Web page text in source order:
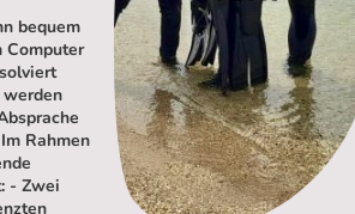
bequem
Computer
Rahmen
- Zwei